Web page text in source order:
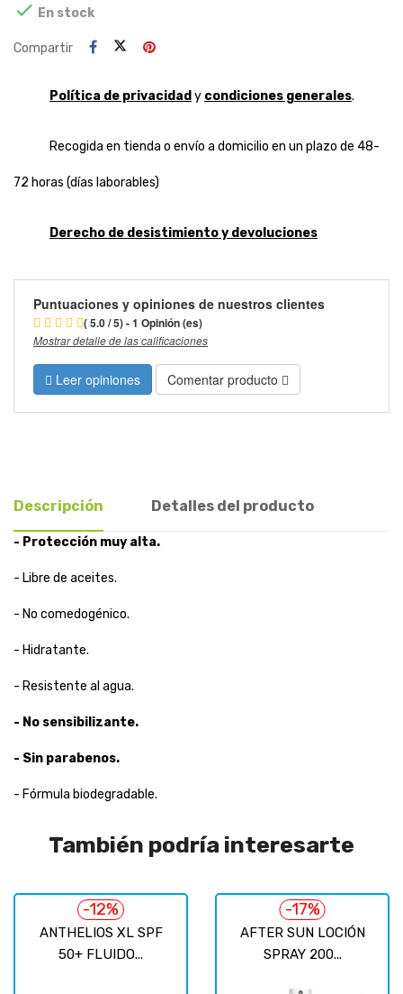
 En stock
Compartir
Política de privacidad y condiciones generales.
Recogida en tienda o envío a domicilio en un plazo de 48-
72 horas (días laborables)
Derecho de desistimiento y devoluciones
Puntuaciones y opiniones de nuestros clientes
( 5.0 / 5) - 1 Opinión (es)
Mostrar detalle de las calificaciones
Leer opiniones Comentar producto
Descripción Detalles del producto
- Protección muy alta.
- Libre de aceites.
- No comedogénico.
- Hidratante.
- Resistente al agua.
- No sensibilizante.
- Sin parabenos.
- Fórmula biodegradable.
También podría interesarte
ANTHELIOS XL SPF
50+ FLUIDO...
-12%
AFTER SUN LOCIÓN
SPRAY 200...
-17%